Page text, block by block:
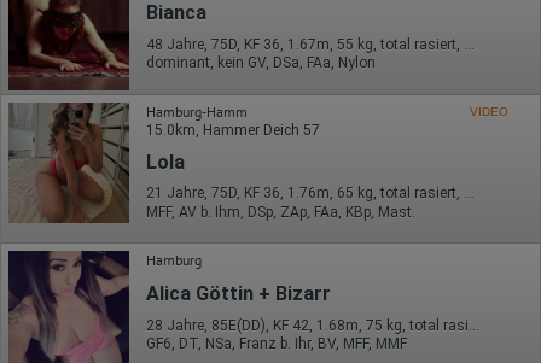
Bianca
48 Jahre, 75D, KF 36, 1.67m, 55 kg, total rasiert, osteuropäisch
dominant, kein GV, DSa, FAa, Nylon
Hamburg-Hamm VIDEO
15.0km, Hammer Deich 57
Lola
21 Jahre, 75D, KF 36, 1.76m, 65 kg, total rasiert, deutsch
MFF, AV b. Ihm, DSp, ZAp, FAa, KBp, Mast.
Hamburg
Alica Göttin + Bizarr
GF6, DT, NSa, Franz b. Ihr, BV, MFF, MMF